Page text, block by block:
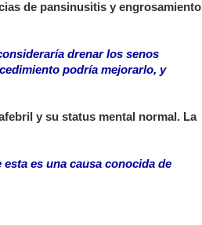
de pansinusitis y engrosamiento
drenar los senos
podría mejorarlo, y
y su status mental normal. La
es una causa conocida de